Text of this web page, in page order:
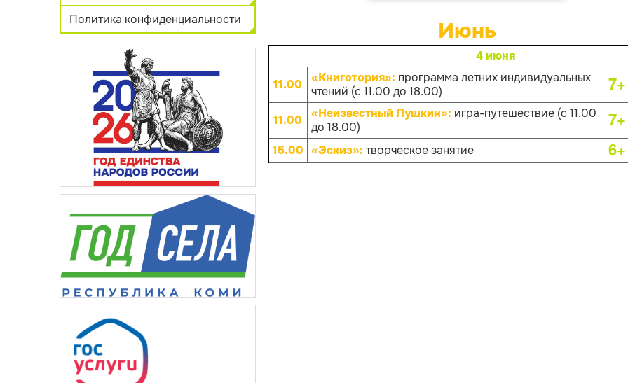
Политика конфиденциальности
Июнь
4 июня
11.00
«Книготория»: программа летних индивидуальных
чтений (с 11.00 до 18.00)
7+
11.00
«Неизвестный Пушкин»: игра-путешествие (с 11.00
до 18.00)
7+
15.00 «Эскиз»: творческое занятие 6+